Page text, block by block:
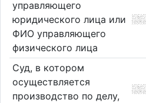
управляющего
юридического лица или
ФИО управляющего
физического лица
Суд, в котором
осуществляется
производство по делу,